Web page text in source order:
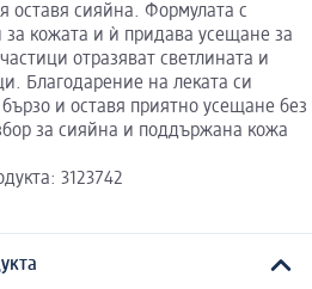
оставя сияйна. Формулата с
за кожата и ѝ придава усещане за
отразяват светлината и
Благодарение на леката си
и оставя приятно усещане без
за сияйна и поддържана кожа
3123742